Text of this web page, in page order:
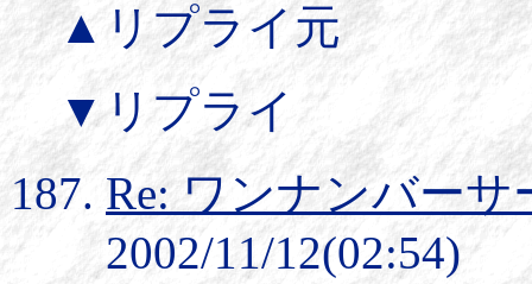
▲リプライ元
▼リプライ
Re: ワンナンバーサ
2002/11/12(02:54)